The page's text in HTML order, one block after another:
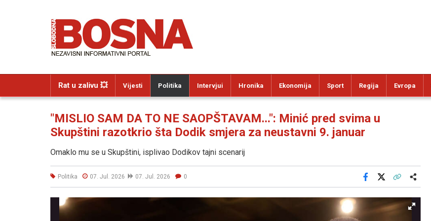
Rat u zalivu 💥 Vijesti Politika Intervjui Hronika Ekonomija Sport Regija Evropa
"MISLIO SAM DA TO NE SAOPŠTAVAM...": Minić pred svima u
Skupštini razotkrio šta Dodik smjera za neustavni 9. januar
Omaklo mu se u Skupštini, isplivao Dodikov tajni scenarij
Politika 07. Jul. 2026 07. Jul. 2026 0
Facebook